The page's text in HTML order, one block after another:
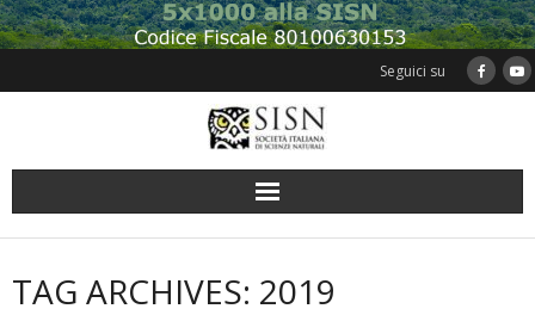
Skip
to
Seguici su
TAG ARCHIVES: 2019